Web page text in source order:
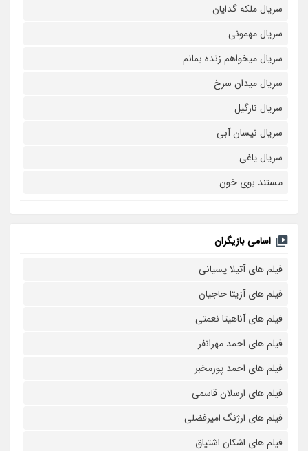
سریال ملکه گدایان
سریال مهمونی
سریال میخواهم زنده بمانم
سریال میدان سرخ
سریال نارگیل
سریال نیسان آبی
سریال یاغی
مستند بوی خون
اسامی بازیگران
فیلم های آتیلا پسیانی
فیلم های آزیتا حاجیان
فیلم های آناهیتا نعمتی
فیلم های احمد مهرانفر
فیلم های احمد پورمخبر
فیلم های ارسلان قاسمی
فیلم های ارژنگ امیرفضلی
فیلم های اشکان اشتیاق